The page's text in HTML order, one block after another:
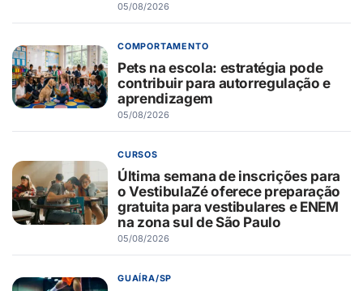
05/08/2026
COMPORTAMENTO
Pets na escola: estratégia pode
contribuir para autorregulação e
aprendizagem
05/08/2026
CURSOS
Última semana de inscrições para
o VestibulaZé oferece preparação
gratuita para vestibulares e ENEM
na zona sul de São Paulo
05/08/2026
GUAÍRA/SP